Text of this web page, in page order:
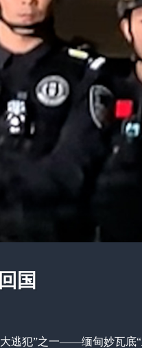
国
逃犯”之一——缅甸妙瓦底